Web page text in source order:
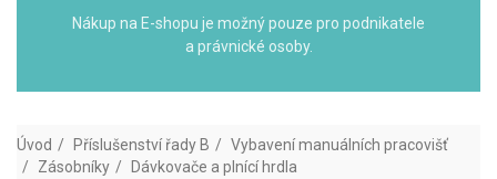
Nákup na E-shopu je možný pouze pro podnikatele
a právnické osoby.
Úvod Příslušenství řady B
Vybavení manuálních pracovišť
Zásobníky
Dávkovače a plnící hrdla